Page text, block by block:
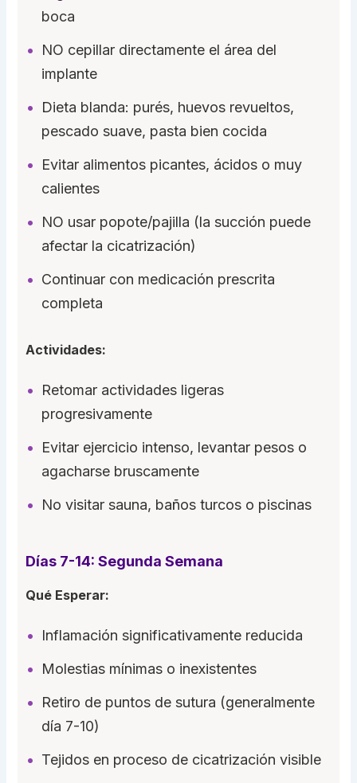
boca
NO cepillar directamente el área del
implante
Dieta blanda: purés, huevos revueltos,
pescado suave, pasta bien cocida
Evitar alimentos picantes, ácidos o muy
calientes
NO usar popote/pajilla (la succión puede
afectar la cicatrización)
Continuar con medicación prescrita
completa
Actividades:
Retomar actividades ligeras
progresivamente
Evitar ejercicio intenso, levantar pesos o
agacharse bruscamente
No visitar sauna, baños turcos o piscinas
Días 7-14: Segunda Semana
Qué Esperar:
Inflamación significativamente reducida
Molestias mínimas o inexistentes
Retiro de puntos de sutura (generalmente
día 7-10)
Tejidos en proceso de cicatrización visible